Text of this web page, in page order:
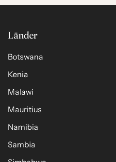
Länder
Botswana
Kenia
Malawi
Mauritius
Namibia
Sambia